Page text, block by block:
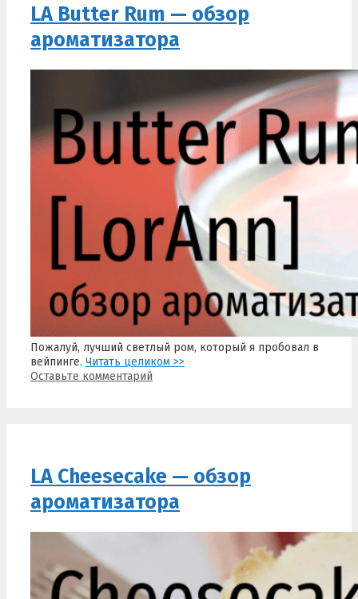
LA Butter Rum — обзор
ароматизатора
Пожалуй, лучший светлый ром, который я пробовал в
вейпинге. Читать целиком >>
Оставьте комментарий
LA Cheesecake — обзор
ароматизатора